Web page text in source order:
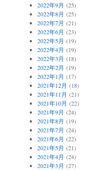
2022年9月 (25)
2022年8月 (25)
2022年7月 (21)
2022年6月 (23)
2022年5月 (19)
2022年4月 (19)
2022年3月 (18)
2022年2月 (19)
2022年1月 (17)
2021年12月 (18)
2021年11月 (21)
2021年10月 (22)
2021年9月 (24)
2021年8月 (19)
2021年7月 (24)
2021年6月 (22)
2021年5月 (21)
2021年4月 (24)
2021年3月 (27)